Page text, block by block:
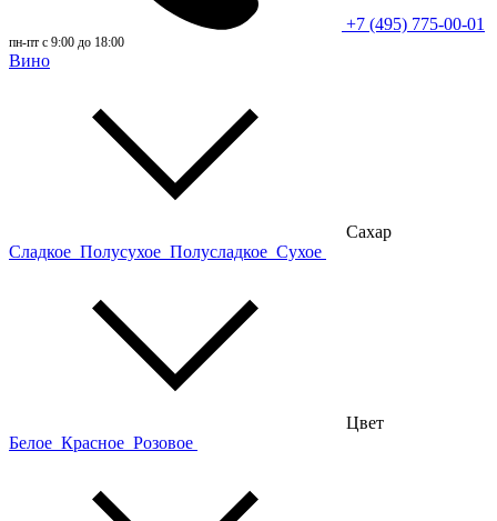
+7 (495) 775-00-01
пн-пт с 9:00 до 18:00
Вино
Сахар
Сладкое Полусухое Полусладкое Сухое
Цвет
Белое Красное Розовое